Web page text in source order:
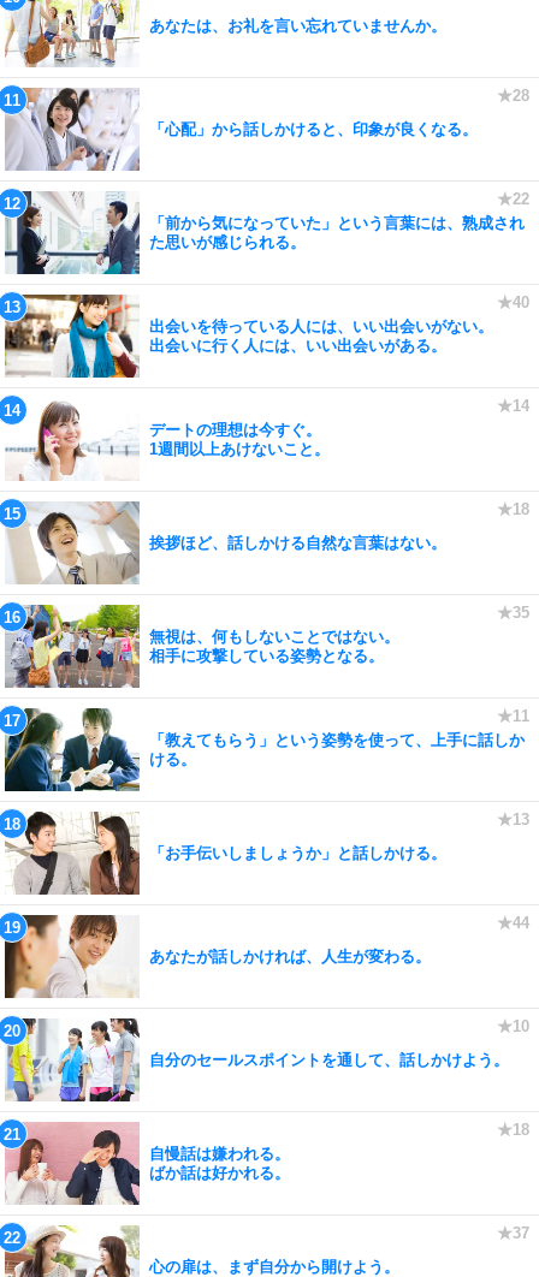
あなたは、お礼を言い忘れていませんか。
「心配」から話しかけると、印象が良くなる。
「前から気になっていた」という言葉には、熟成され
た思いが感じられる。
出会いを待っている人には、いい出会いがない。
出会いに行く人には、いい出会いがある。
デートの理想は今すぐ。
1週間以上あけないこと。
挨拶ほど、話しかける自然な言葉はない。
無視は、何もしないことではない。
相手に攻撃している姿勢となる。
「教えてもらう」という姿勢を使って、上手に話しか
ける。
「お手伝いしましょうか」と話しかける。
あなたが話しかければ、人生が変わる。
自分のセールスポイントを通して、話しかけよう。
自慢話は嫌われる。
ばか話は好かれる。
心の扉は、まず自分から開けよう。